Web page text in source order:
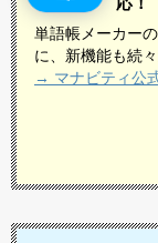
単語帳メーカー
に、新機能も続
→ マナビティ公